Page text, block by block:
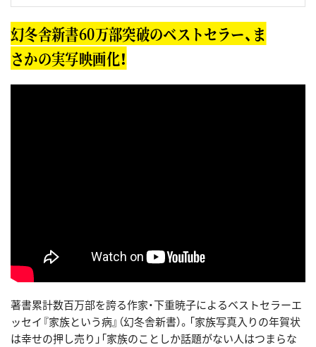
幻冬舎新書60万部突破のベストセラー、ま
さかの実写映画化！
著書累計数百万部を誇る作家・下重暁子によるベストセラーエ
ッセイ『家族という病』（幻冬舎新書）。「家族写真入りの年賀状
は幸せの押し売り」「家族のことしか話題がない人はつまらな